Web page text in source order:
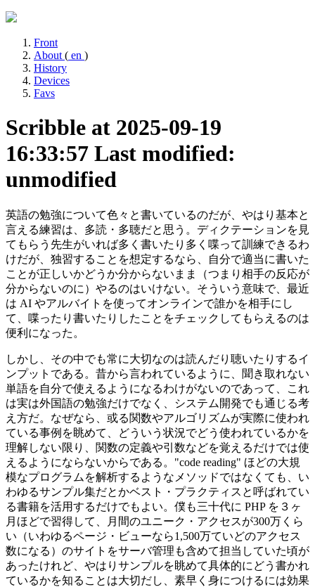
Front
About ( en )
History
Devices
Favs
Scribble at 2025-09-19
16:33:57 Last modified:
unmodified
英語の勉強について色々と書いているのだが、やはり基本と
言える練習は、多読・多聴だと思う。ディクテーションを見
てもらう先生がいれば多く書いたり多く喋って訓練できるわ
けだが、独習することを想定するなら、自分で適当に書いた
ことが正しいかどうか分からないまま（つまり相手の反応が
分からないのに）やるのはいけない。そういう意味で、最近
は AI やアルバイトを使ってオンラインで誰かを相手にし
て、喋ったり書いたりしたことをチェックしてもらえるのは
便利になった。
しかし、その中でも常に大切なのは読んだり聴いたりするイ
ンプットである。昔から言われているように、聞き取れない
単語を自分で使えるようになるわけがないのであって、これ
は実は外国語の勉強だけでなく、システム開発でも通じる考
え方だ。なぜなら、或る関数やアルゴリズムが実際に使われ
ている事例を眺めて、どういう状況でどう使われているかを
理解しない限り、関数の定義や引数などを覚えるだけでは使
えるようにならないからである。"code reading" ほどの大規
模なプログラムを解析するようなメソッドではなくても、い
わゆるサンプル集だとかベスト・プラクティスと呼ばれてい
る書籍を活用するだけでもよい。僕も三十代に PHP を３ヶ
月ほどで習得して、月間のユニーク・アクセスが300万くら
い（いわゆるページ・ビューなら1,500万ていどのアクセス
数になる）のサイトをサーバ管理も含めて担当していた頃が
あったけれど、やはりサンプルを眺めて具体的にどう書かれ
ているかを知ることは大切だし、素早く身につけるには効果